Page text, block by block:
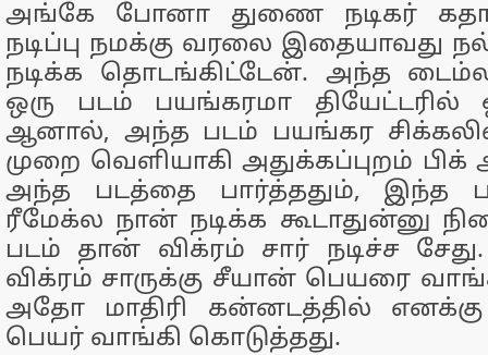
அங்கே போனா துணை நடிகர்
நடிப்பு நமக்கு வரலை
நடிக்க தொடங்கிட்டேன். அந்த
ஒரு படம் பயங்கரமா தியேட்டரில்
ஆனால், அந்த படம் பயங்கர
முறை வெளியாகி அதுக்கப்புறம்
அந்த படத்தை பார்த்ததும், இந்த
ரீமேக்ல நான் நடிக்க கூடாதுன்னு
படம் தான் விக்ரம் சார் நடிச்ச சேது.
விக்ரம் சாருக்கு சீயான் பெயரை
அதோ மாதிரி கன்னடத்தில் எனக்கு
பெயர் வாங்கி கொடுத்தது.